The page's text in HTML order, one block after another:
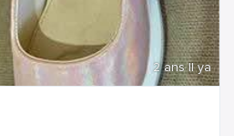
2 ans Il ya